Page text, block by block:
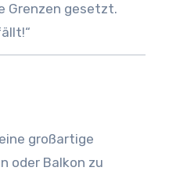
Grenzen gesetzt.
großartige
oder Balkon zu